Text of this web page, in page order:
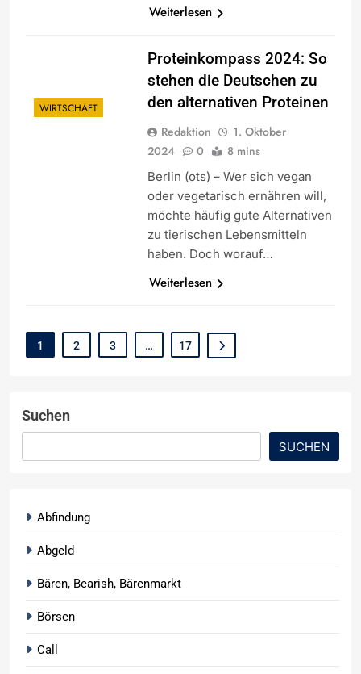
Weiterlesen
WIRTSCHAFT
Proteinkompass 2024: So
stehen die Deutschen zu
den alternativen Proteinen
Redaktion
1. Oktober
2024
0 8 mins
Berlin (ots) – Wer sich vegan
oder vegetarisch ernähren will,
möchte häufig gute Alternativen
zu tierischen Lebensmitteln
haben. Doch worauf…
Weiterlesen
1 2 3 … 17
Suchen
SUCHEN
Abfindung
Abgeld
Bären, Bearish, Bärenmarkt
Börsen
Call